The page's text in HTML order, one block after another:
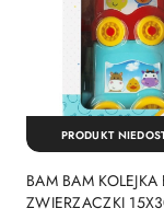
BAM BAM KOLEJKA
ZWIERZACZKI
PRODUKT